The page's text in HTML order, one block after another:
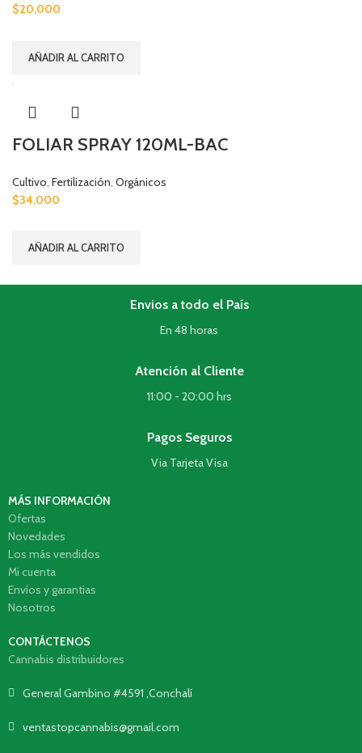
$20,000
AÑADIR AL CARRITO
FOLIAR SPRAY 120ML-BAC
Cultivo Fertilización Orgánicos
$34,000
AÑADIR AL CARRITO
Envios a todo el País
En 48 horas
Atención al Cliente
11:00 - 20:00 hrs
Pagos Seguros
Via Tarjeta Visa
MÁS INFORMACIÓN
Ofertas
Novedades
Los más vendidos
Mi cuenta
Envíos y garantias
Nosotros
CONTÁCTENOS
Cannabis distribuidores
General Gambino #4591 ,Conchalí
ventastopcannabis@gmail.com